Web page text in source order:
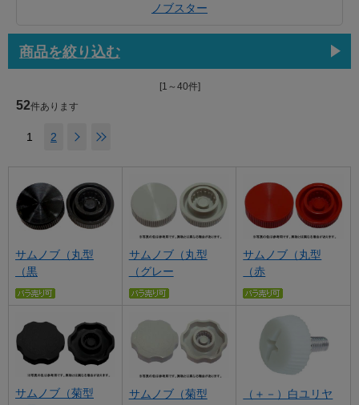
ノブスター
商品を絞り込む
[1～40件]
52件あります
1 2
サムノブ（丸型
（黒
サムノブ（丸型
（グレー
サムノブ（丸型
（赤
サムノブ（菊型
サムノブ（菊型
（＋－）白ユリヤ